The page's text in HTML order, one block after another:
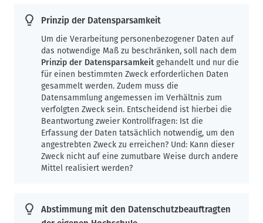
Prinzip der Datensparsamkeit
Um die Verarbeitung personenbezogener Daten auf
das notwendige Maß zu beschränken, soll nach dem
Prinzip der Datensparsamkeit gehandelt und nur die
für einen bestimmten Zweck erforderlichen Daten
gesammelt werden. Zudem muss die
Datensammlung angemessen im Verhältnis zum
verfolgten Zweck sein. Entscheidend ist hierbei die
Beantwortung zweier Kontrollfragen: Ist die
Erfassung der Daten tatsächlich notwendig, um den
angestrebten Zweck zu erreichen? Und: Kann dieser
Zweck nicht auf eine zumutbare Weise durch andere
Mittel realisiert werden?
Abstimmung mit den Datenschutzbeauftragten